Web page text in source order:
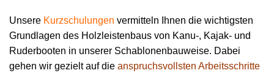
Unsere Kurzschulungen vermitteln Ihnen die wichtigsten
Grundlagen des Holzleistenbaus von Kanu-, Kajak- und
Ruderbooten in unserer Schablonenbauweise. Dabei
gehen wir gezielt auf die anspruchsvollsten Arbeitsschritte